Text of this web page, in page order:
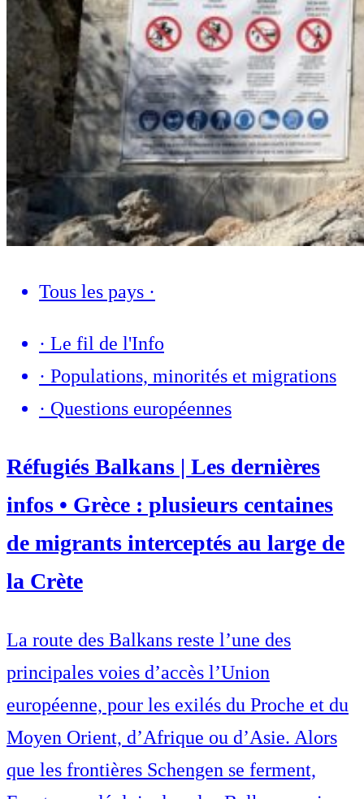
Tous les pays ·
· Le fil de l'Info
· Populations, minorités et migrations
· Questions européennes
Réfugiés Balkans | Les dernières
infos • Grèce : plusieurs centaines
de migrants interceptés au large de
la Crète
La route des Balkans reste l’une des
principales voies d’accès l’Union
européenne, pour les exilés du Proche et du
Moyen Orient, d’Afrique ou d’Asie. Alors
que les frontières Schengen se ferment,